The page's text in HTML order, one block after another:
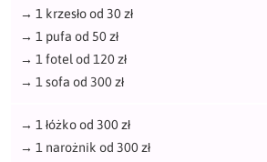
→ 1 krzesło od 30 zł
→ 1 pufa od 50 zł
→ 1 fotel od 120 zł
→ 1 sofa od 300 zł
→ 1 łóżko od 300 zł
→ 1 narożnik od 300 zł